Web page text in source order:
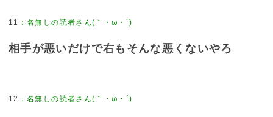
11 ：名無しの読者さん(｀・ω・´)
相手が悪いだけで右もそんな悪くないやろ
12 ：名無しの読者さん(｀・ω・´)